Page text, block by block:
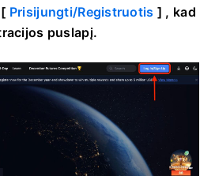
[ Prisijungti/Registruotis ] , kad
puslapį.